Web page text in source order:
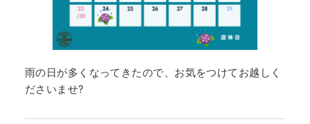
雨の日が多くなってきたので、お気をつけてお越しく
ださいませ?